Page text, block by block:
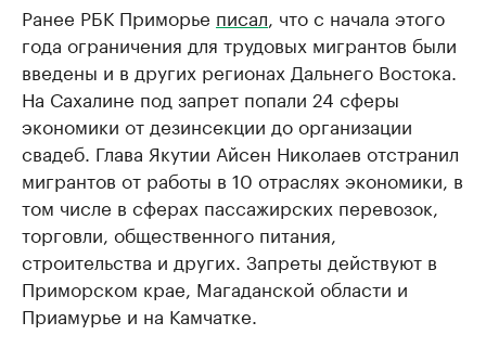
Ранее РБК Приморье писал , что с начала этого
года ограничения для трудовых мигрантов были
введены и в других регионах Дальнего Востока.
На Сахалине под запрет попали 24 сферы
экономики от дезинсекции до организации
свадеб. Глава Якутии Айсен Николаев отстранил
мигрантов от работы в 10 отраслях экономики, в
том числе в сферах пассажирских перевозок,
торговли, общественного питания,
строительства и других. Запреты действуют в
Приморском крае, Магаданской области и
Приамурье и на Камчатке.